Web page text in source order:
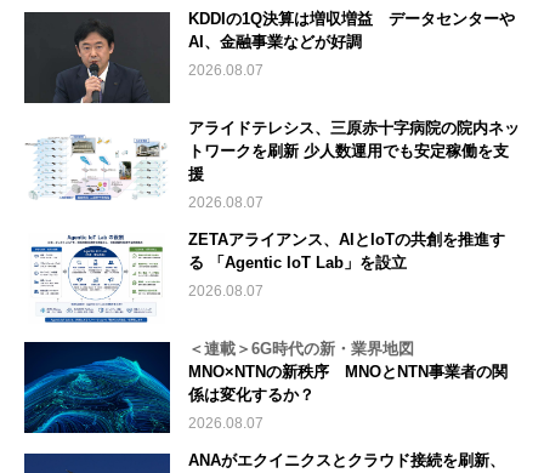
KDDIの1Q決算は増収増益 データセンターや
AI、金融事業などが好調
2026.08.07
アライドテレシス、三原赤十字病院の院内ネッ
トワークを刷新 少人数運用でも安定稼働を支
援
2026.08.07
ZETAアライアンス、AIとIoTの共創を推進す
る 「Agentic IoT Lab」を設立
2026.08.07
＜連載＞6G時代の新・業界地図
MNO×NTNの新秩序 MNOとNTN事業者の関
係は変化するか？
2026.08.07
ANAがエクイニクスとクラウド接続を刷新、